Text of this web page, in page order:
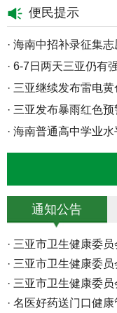
便民提示
· 海南中招补录征集
· 6-7日两天三亚仍有
· 三亚继续发布雷电黄
· 三亚发布暴雨红色预
· 海南普通高中学业水
·8月5日至7日三亚将
三亚市防灾减灾救灾
·海南高招高职（专科
海南中招二次志愿填
三亚市2026年秋季
· 海南高招本科普通
· 演唱会期间 体育中
通知公告
· 三亚市卫生健康委
批...
· 三亚市卫生健康委
2026...
· 三亚市卫生健康委
组...
· 名医好药送门口健康